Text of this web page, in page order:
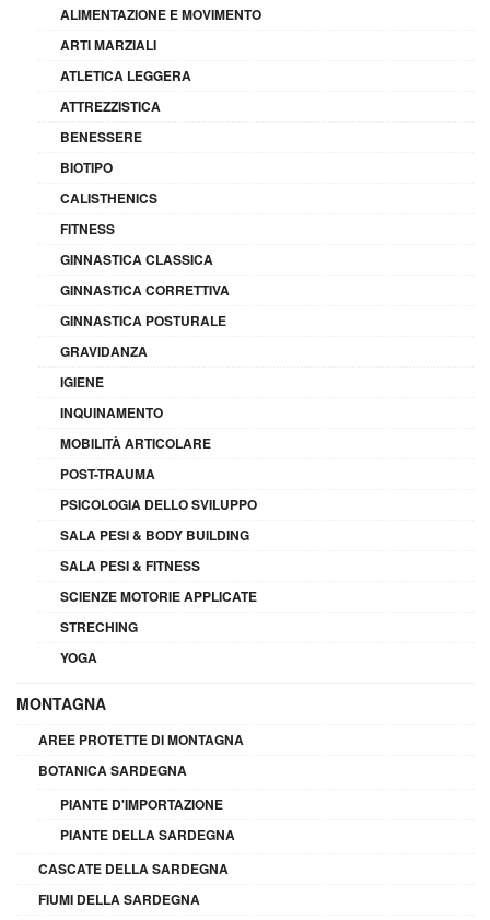
ALIMENTAZIONE E MOVIMENTO
ARTI MARZIALI
ATLETICA LEGGERA
ATTREZZISTICA
BENESSERE
BIOTIPO
CALISTHENICS
FITNESS
GINNASTICA CLASSICA
GINNASTICA CORRETTIVA
GINNASTICA POSTURALE
GRAVIDANZA
IGIENE
INQUINAMENTO
MOBILITÀ ARTICOLARE
POST-TRAUMA
PSICOLOGIA DELLO SVILUPPO
SALA PESI & BODY BUILDING
SALA PESI & FITNESS
SCIENZE MOTORIE APPLICATE
STRECHING
YOGA
MONTAGNA
AREE PROTETTE DI MONTAGNA
BOTANICA SARDEGNA
PIANTE D'IMPORTAZIONE
PIANTE DELLA SARDEGNA
CASCATE DELLA SARDEGNA
FIUMI DELLA SARDEGNA